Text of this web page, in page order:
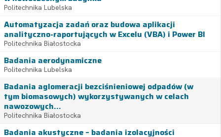
Politechnika Lubelska
Automatyzacja zadań oraz budowa aplikacji
analityczno-raportujących w Excelu (VBA) i Power BI
Politechnika Białostocka
Badania aerodynamiczne
Politechnika Lubelska
Badania aglomeracji bezciśnieniowej odpadów (w
tym biomasowych) wykorzystywanych w celach
nawozowych...
Politechnika Białostocka
Badania akustyczne – badania izolacyjności